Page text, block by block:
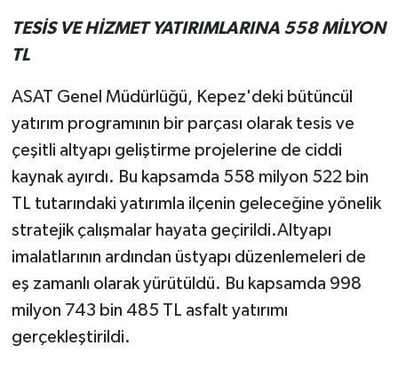
TESİS VE HİZMET YATIRIMLARINA 558 MİLYON
TL
ASAT Genel Müdürlüğü, Kepez'deki bütüncül
yatırım programının bir parçası olarak tesis ve
çeşitli altyapı geliştirme projelerine de ciddi
kaynak ayırdı. Bu kapsamda 558 milyon 522 bin
TL tutarındaki yatırımla ilçenin geleceğine yönelik
stratejik çalışmalar hayata geçirildi.Altyapı
imalatlarının ardından üstyapı düzenlemeleri de
eş zamanlı olarak yürütüldü. Bu kapsamda 998
milyon 743 bin 485 TL asfalt yatırımı
gerçekleştirildi.